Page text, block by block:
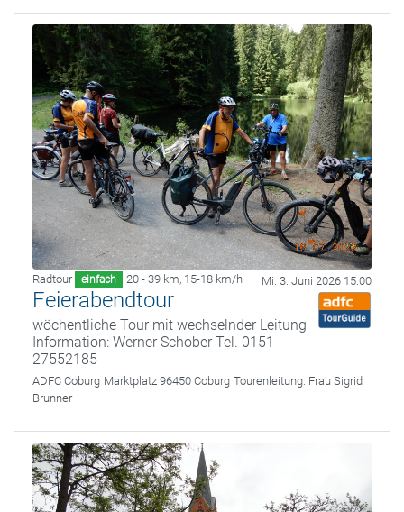
Radtour einfach 20 - 39 km, 15-18 km/h Mi. 3. Juni 2026 15:00
Feierabendtour
wöchentliche Tour mit wechselnder Leitung
Information: Werner Schober Tel. 0151
27552185
ADFC Coburg Marktplatz 96450 Coburg Tourenleitung: Frau Sigrid
Brunner